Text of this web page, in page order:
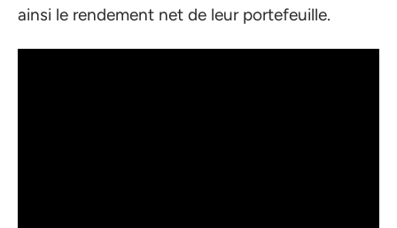
ainsi le rendement net de leur portefeuille.